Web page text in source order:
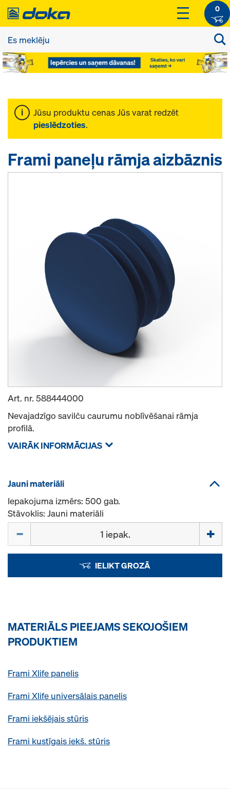
0
Jūsu produktu cenas Jūs varat redzēt
pieslēdzoties.
Frami paneļu rāmja aizbāznis
Art. nr. 588444000
Nevajadzīgo savilču caurumu noblīvēšanai rāmja
profilā.
VAIRĀK INFORMĀCIJAS
Jauni materiāli
Iepakojuma izmērs: 500 gab.
Stāvoklis: Jauni materiāli
IELIKT GROZĀ
MATERIĀLS PIEEJAMS SEKOJOŠIEM
PRODUKTIEM
Frami Xlife panelis
Frami Xlife universālais panelis
Frami iekšējais stūris
Frami kustīgais iekš. stūris